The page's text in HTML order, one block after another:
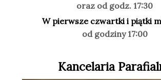
oraz od godz. 17:30
W pierwsze czwartki i piątki
od godziny 17:00
Kancelaria